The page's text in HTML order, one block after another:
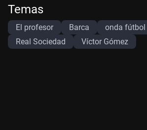
Temas
El profesor Barca onda fútbol
Real Sociedad
Víctor Gómez